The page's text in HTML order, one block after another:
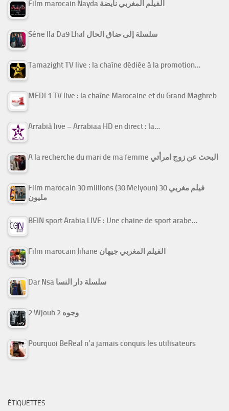
Film marocain Nayda الفيلم المغربي نايضة
Série Ila Da9 Lhal سلسلة إلى ضاق الحال
Tamazight TV live : la chaîne dédiée à la promotion…
MEDI 1 TV live : la chaîne Marocaine et du Grand Maghreb
Arrabiâ live – Arrabiaa HD en direct : la…
A la recherche du mari de ma femme البحث عن زوج امرأتي
Film marocain 30 millions (30 Melyoun) فيلم مغربي 30
مليون
BEIN sport Arabia LIVE : Une chaine de sport arabe…
Film marocain Jihane الفيلم المغربي جيهان
Dar Nsa سلسلة دار النسا
2 Wjouh 2 وجوه
Pourquoi BeReal n’a jamais conquis les utilisateurs
ÉTIQUETTES